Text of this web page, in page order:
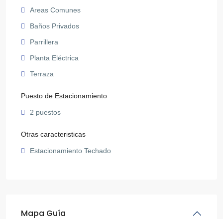
Areas Comunes
Baños Privados
Parrillera
Planta Eléctrica
Terraza
Puesto de Estacionamiento
2 puestos
Otras caracteristicas
Estacionamiento Techado
Mapa Guía